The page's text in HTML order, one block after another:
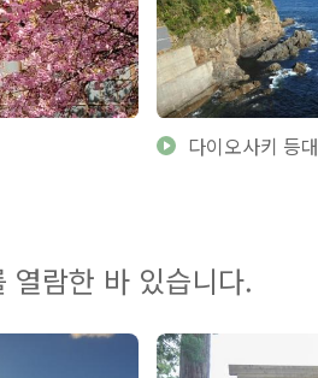
다이오사키 등대
열람한 바 있습니다.